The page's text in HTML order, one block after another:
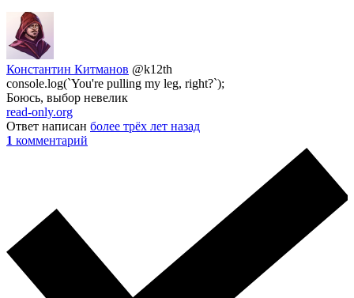
Константин Китманов @k12th
console.log(`You're pulling my leg, right?`);
Боюсь, выбор невелик
read-only.org
Ответ написан более трёх лет назад
1 комментарий